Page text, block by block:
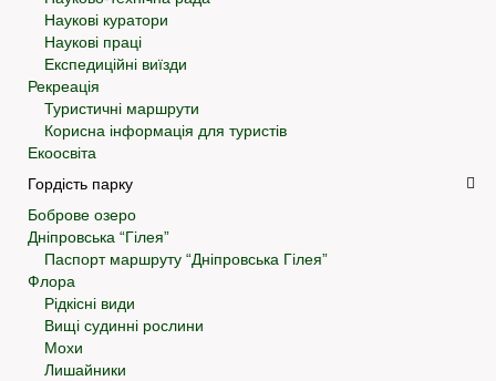
Наукові куратори
Наукові праці
Експедиційні виїзди
Рекреація
Туристичні маршрути
Корисна інформація для туристів
Екоосвіта
Гордість парку
Боброве озеро
Дніпровська “Гілея”
Паспорт маршруту “Дніпровська Гілея”
Флора
Рідкісні види
Вищі судинні рослини
Мохи
Лишайники